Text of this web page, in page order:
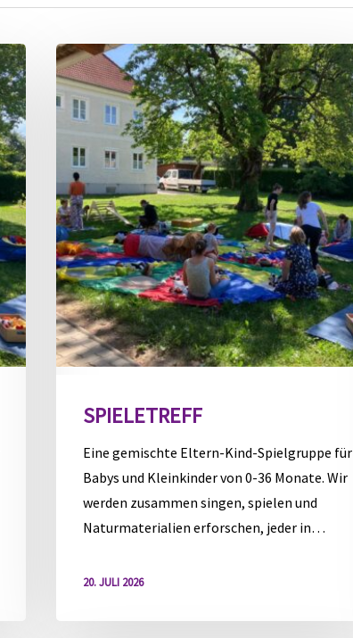
Spieletreff
SPIELETREFF
Eine gemischte Eltern-Kind-Spielgruppe für
Babys und Kleinkinder von 0-36 Monate. Wir
werden zusammen singen, spielen und
Naturmaterialien erforschen, jeder in…
20. JULI 2026